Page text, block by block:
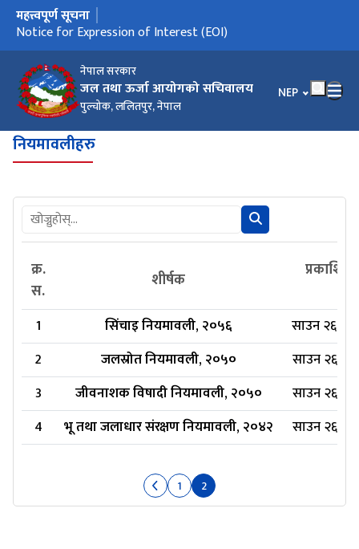
नेपाल सरकार
जल तथा ऊर्जा आयोगको सचिवालय
पुल्चोक, ललितपुर, नेपाल
भाषा चयन गर्नुहोस्
NEP
मुख्य नेभिगेसनमा जानुहोस्
महत्त्वपूर्ण सूचना
Notice for Expression of Interest (EOI)
नियमावलीहरु
क्र.
स.
शीर्षक
प्रकाशित
1 सिंचाइ नियमावली, २०५६
साउन २६,
2
जलस्रोत नियमावली, २०५०
साउन २६,
3
जीवनाशक विषादी नियमावली, २०५०
साउन २६,
4
भू तथा जलाधार संरक्षण नियमावली, २०४२ साउन २६,
1 2